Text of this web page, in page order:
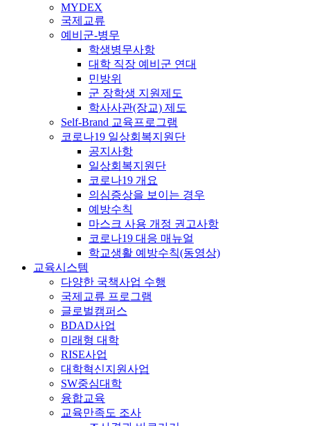
MYDEX
국제교류
예비군-병무
학생병무사항
대학 직장 예비군 연대
민방위
군 장학생 지원제도
학사사관(장교) 제도
Self-Brand 교육프로그램
코로나19 일상회복지원단
공지사항
일상회복지원단
코로나19 개요
의심증상을 보이는 경우
예방수칙
마스크 사용 개정 권고사항
코로나19 대응 매뉴얼
학교생활 예방수칙(동영상)
교육시스템
다양한 국책사업 수행
국제교류 프로그램
글로벌캠퍼스
BDAD사업
미래형 대학
RISE사업
대학혁신지원사업
SW중심대학
융합교육
교육만족도 조사